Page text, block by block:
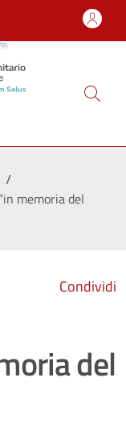
/
memoria del
Condividi
del